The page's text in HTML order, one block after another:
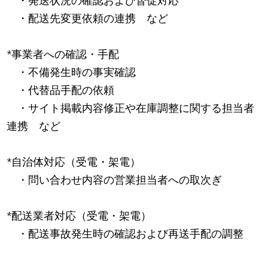
・配送先変更依頼の連携 など
*事業者への確認・手配
・不備発生時の事実確認
・代替品手配の依頼
・サイト掲載内容修正や在庫調整に関する担当者
連携 など
*自治体対応（受電・架電）
・問い合わせ内容の営業担当者への取次ぎ
*配送業者対応（受電・架電）
・配送事故発生時の確認および再送手配の調整